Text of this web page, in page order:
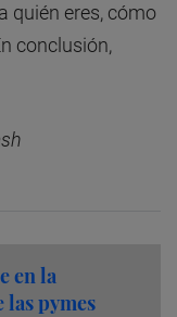
quién eres, cómo
conclusión,
en la
pymes